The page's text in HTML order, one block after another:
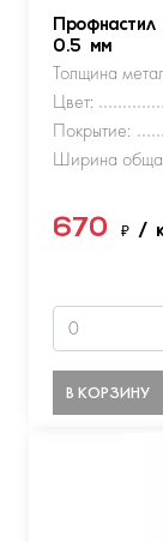
0.5 мм
Толщина
Цвет:
Покрытие:
Ширина
670 ₽ /
В КОРЗИНУ